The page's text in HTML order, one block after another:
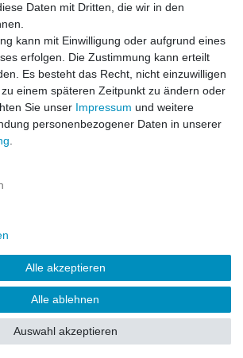
Daten mit Dritten, die wir in den
kann mit Einwilligung oder aufgrund eines
erfolgen. Die Zustimmung kann erteilt
Es besteht das Recht, nicht einzuwilligen
einem späteren Zeitpunkt zu ändern oder
Sie unser Impressum und weitere
personenbezogener Daten in unserer
Alle akzeptieren
Alle ablehnen
Auswahl akzeptieren